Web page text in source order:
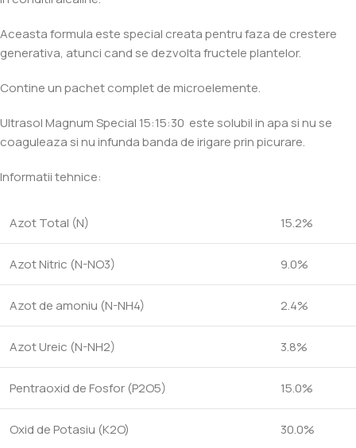
Aceasta formula este special creata pentru faza de crestere
generativa, atunci cand se dezvolta fructele plantelor.
Contine un pachet complet de microelemente.
Ultrasol Magnum Special 15:15:30 este solubil in apa si nu se
coaguleaza si nu infunda banda de irigare prin picurare.
Informatii tehnice:
Azot Total (N) 15.2%
Azot Nitric (N-NO3) 9.0%
Azot de amoniu (N-NH4) 2.4%
Azot Ureic (N-NH2) 3.8%
Pentraoxid de Fosfor (P2O5) 15.0%
Oxid de Potasiu (K2O) 30.0%